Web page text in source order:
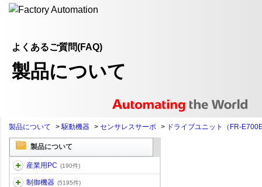
よくあるご質問(FAQ)
製品について
製品について >駆動機器 > センサレスサーボ > ドライブユニット（FR-
製品について
産業用PC (190件)
制御機器 (5195件)